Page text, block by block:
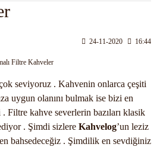
24-11-2020 16:44
seviyoruz . Kahvenin onlarca çeşiti
uygun olanını bulmak ise bizi en
Filtre kahve severlerin bazıları klasik
. Şimdi sizlere Kahvelog’un leziz
bahsedeceğiz . Şimdilik en sevdiğiniz